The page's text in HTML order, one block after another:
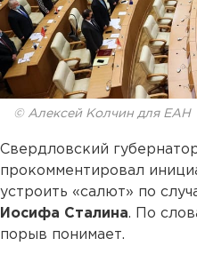
© Алексей Колчин для ЕАН
Свердловский
прокомментировал
устроить «салют» по
Иосифа Сталина. По
порыв понимает.